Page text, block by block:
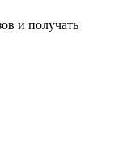
и получать